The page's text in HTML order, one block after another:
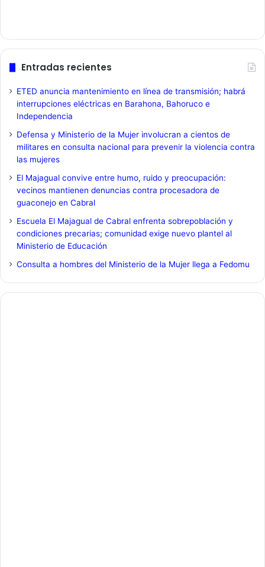
Entradas recientes
ETED anuncia mantenimiento en línea de transmisión; habrá
interrupciones eléctricas en Barahona, Bahoruco e
Independencia
Defensa y Ministerio de la Mujer involucran a cientos de
militares en consulta nacional para prevenir la violencia contra
las mujeres
El Majagual convive entre humo, ruido y preocupación:
vecinos mantienen denuncias contra procesadora de
guaconejo en Cabral
Escuela El Majagual de Cabral enfrenta sobrepoblación y
condiciones precarias; comunidad exige nuevo plantel al
Ministerio de Educación
Consulta a hombres del Ministerio de la Mujer llega a Fedomu